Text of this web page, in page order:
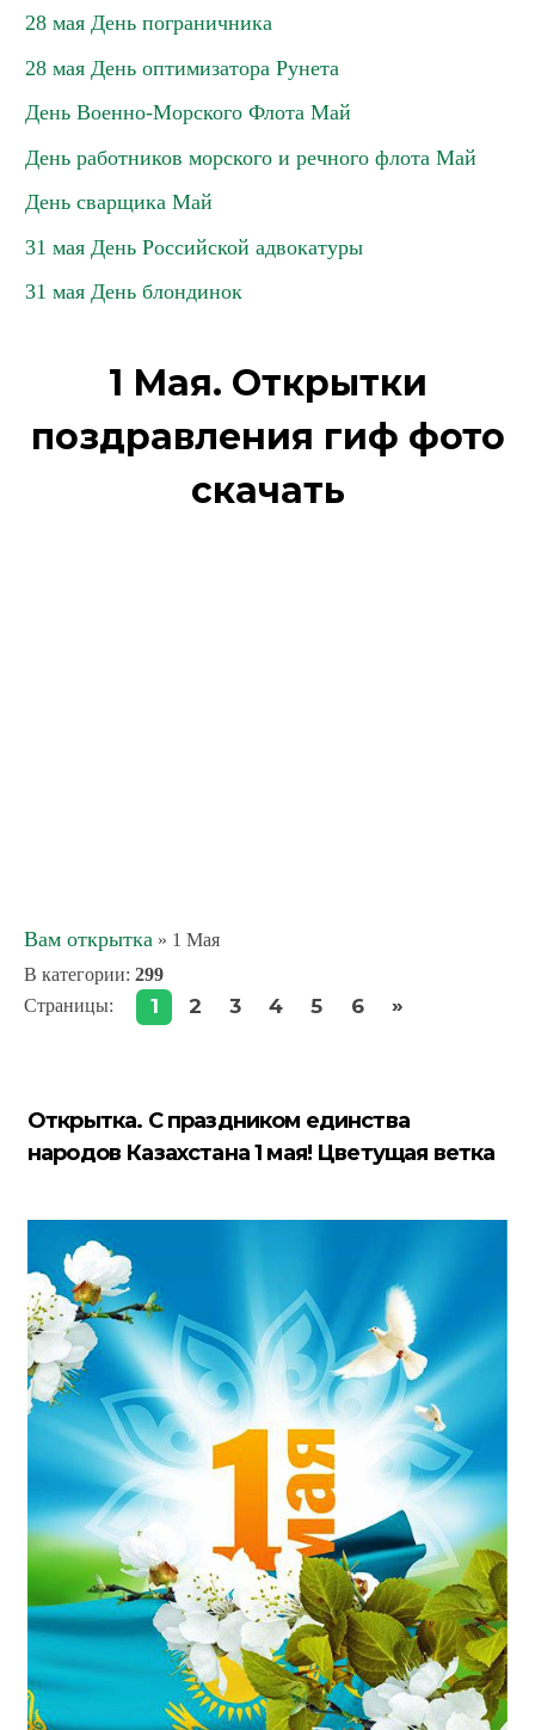
28 мая День пограничника
28 мая День оптимизатора Рунета
День Военно-Морского Флота Май
День работников морского и речного флота Май
День сварщика Май
31 мая День Российской адвокатуры
31 мая День блондинок
1 Мая. Открытки
поздравления гиф фото
скачать
Вам открытка » 1 Мая
В категории: 299
Страницы: 1 2 3 4 5 6 »
Открытка. С праздником единства
народов Казахстана 1 мая! Цветущая ветка